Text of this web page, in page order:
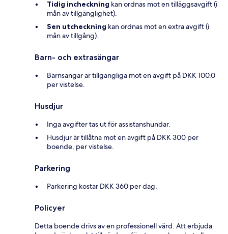
Tidig incheckning kan ordnas mot en tilläggsavgift (i
mån av tillgänglighet).
Sen utcheckning kan ordnas mot en extra avgift (i
mån av tillgång).
Barn- och extrasängar
Barnsängar är tillgängliga mot en avgift på DKK 100.0
per vistelse.
Husdjur
Inga avgifter tas ut för assistanshundar.
Husdjur är tillåtna mot en avgift på DKK 300 per
boende, per vistelse.
Parkering
Parkering kostar DKK 360 per dag.
Policyer
Detta boende drivs av en professionell värd. Att erbjuda